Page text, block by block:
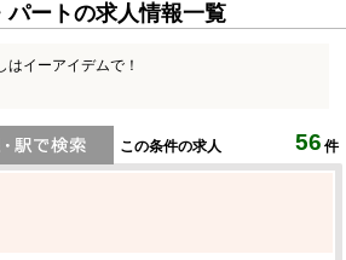
ートの求人情報一覧
イーアイデムで！
この条件の求人 56 件